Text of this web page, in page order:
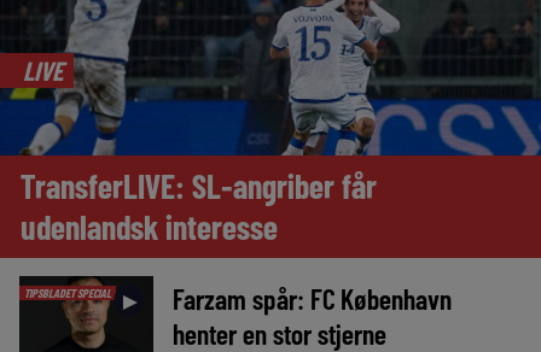
LIVE
TransferLIVE: SL-angriber får
udenlandsk interesse
TIPSBLADET SPECIAL ►
Farzam spår: FC København
henter en stor stjerne